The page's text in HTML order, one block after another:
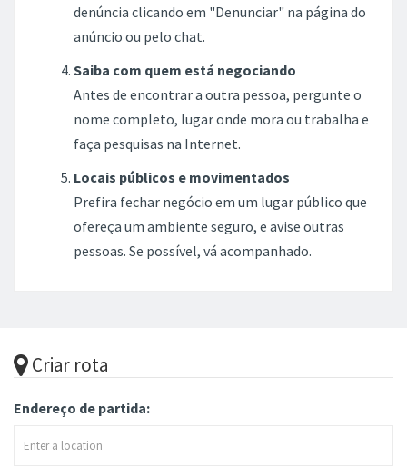
denúncia clicando em "Denunciar" na página do
anúncio ou pelo chat.
Saiba com quem está negociando
Antes de encontrar a outra pessoa, pergunte o
nome completo, lugar onde mora ou trabalha e
faça pesquisas na Internet.
Locais públicos e movimentados
Prefira fechar negócio em um lugar público que
ofereça um ambiente seguro, e avise outras
pessoas. Se possível, vá acompanhado.
Criar rota
Endereço de partida: